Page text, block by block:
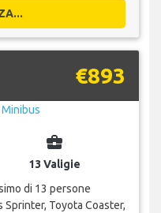
€893
business_center
13 Valigie
di 13 persone
Sprinter, Toyota Coaster,